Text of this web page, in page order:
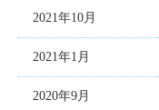
2021年10月
2021年1月
2020年9月